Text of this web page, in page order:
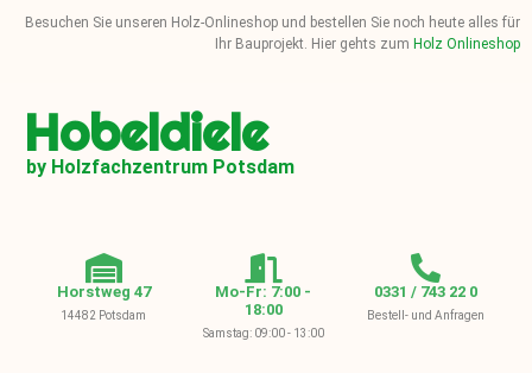
Besuchen Sie unseren Holz-Onlineshop und bestellen Sie noch heute alles für
Ihr Bauprojekt. Hier gehts zum Holz Onlineshop
Hobeldiele
by Holzfachzentrum Potsdam
Horstweg 47
14482 Potsdam
Mo-Fr: 7:00 -
18:00
Samstag: 09:00 - 13:00
0331 / 743 22 0
Bestell- und Anfragen